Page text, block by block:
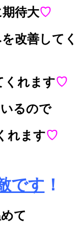
待大♡
改善してく
くれます♡
るので
れます♡
です ！
て